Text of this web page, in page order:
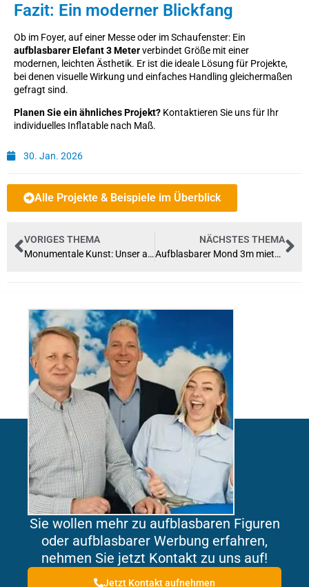
Fazit: Ein moderner Blickfang
Ob im Foyer, auf einer Messe oder im Schaufenster: Ein
aufblasbarer Elefant 3 Meterverbindet Größe mit einer
modernen, leichten Ästhetik. Er ist die ideale Lösung für Projekte,
bei denen visuelle Wirkung und einfaches Handling gleichermaßen
gefragt sind.
Planen Sie ein ähnliches Projekt? Kontaktieren Sie uns für Ihr
individuelles Inflatable nach Maß.
30. Jan. 2026
Alle Projekte & Beispiele im Überblick
VORIGES THEMA
Monumentale Kunst: Unser aufblasbares Nashorn erobert das Kunstmuseum Magdeburg
NÄCHSTES THEMA
Aufblasbarer Mond 3m mieten – Der Eyecatcher für Ihr Event
Sie wollen mehr zu aufblasbaren Figuren
oder aufblasbarer Werbung erfahren,
nehmen Sie jetzt Kontakt zu uns auf!
Jetzt Kontakt aufnehmen